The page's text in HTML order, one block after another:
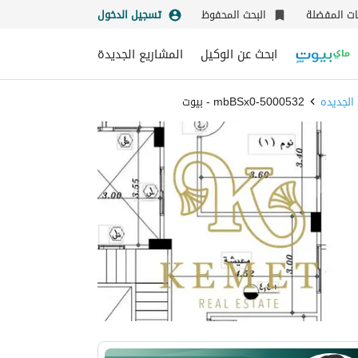
المفضلة البحث المحفوظ تسجيل الدخول
ابحث عن الوكيل المشاريع الجديدة
5000532-mbBSx0 - بيوت